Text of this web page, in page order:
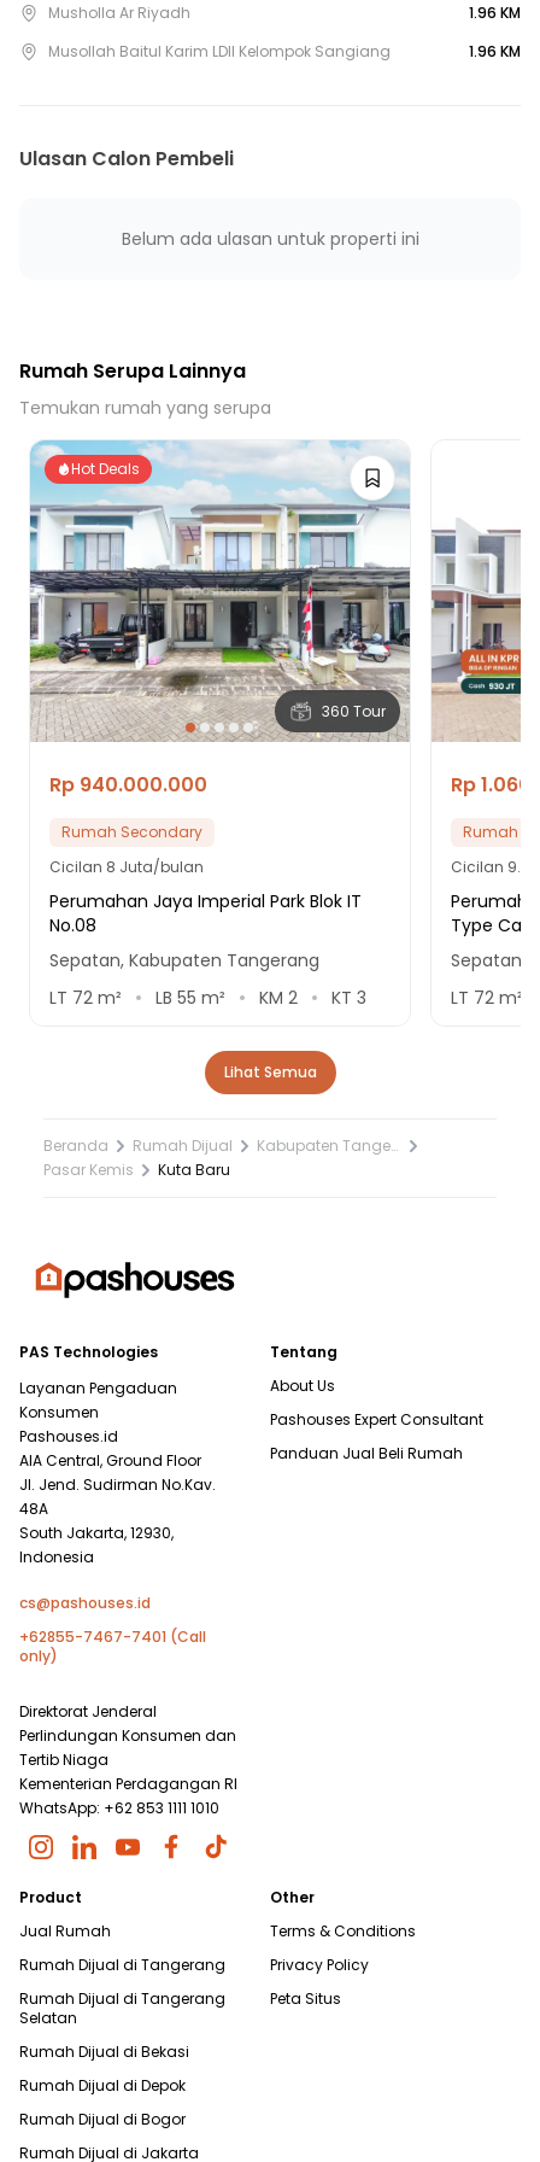
28 Menit ke Gerbang Tol Tanah Tinggi 2
35 Menit ke Gerbang Tol Buaran Indah 2
Musholla Ar Riyadh
1.96 KM
Musollah Baitul Karim LDII Kelompok Sangiang
1.96 KM
Ulasan Calon Pembeli
Belum ada ulasan untuk properti ini
Rumah Serupa Lainnya
Temukan rumah yang serupa
360 Tour
Hot Deals
Rp 940.000.000
Rumah Secondary
Cicilan 8 Juta/bulan
Perumahan Jaya Imperial Park Blok IT
No.08
Sepatan, Kabupaten Tangerang
LT 72 m² LB 55 m² KM 2 KT 3
Rp
Rumah
Cicilan 9.1
Type
Sepatan,
LT 72m²
Lihat Semua
Beranda Rumah Dijual
Kabupaten Tangerang
Pasar Kemis
Kuta Baru
PAS Technologies
Layanan Pengaduan
Konsumen
Pashouses.id
AIA Central, Ground Floor
Jl. Jend. Sudirman No.Kav.
48A
South Jakarta, 12930,
Indonesia
cs@pashouses.id
+62855-7467-7401 (Call
only)
Direktorat Jenderal
Perlindungan Konsumen dan
Tertib Niaga
Kementerian Perdagangan RI
WhatsApp: +62 853 1111 1010
Tentang
About Us
Pashouses Expert Consultant
Panduan Jual Beli Rumah
Product
Jual Rumah
Rumah Dijual di Tangerang
Rumah Dijual di Tangerang
Selatan
Rumah Dijual di Bekasi
Rumah Dijual di Depok
Rumah Dijual di Bogor
Rumah Dijual di Jakarta
Other
Terms & Conditions
Privacy Policy
Peta Situs